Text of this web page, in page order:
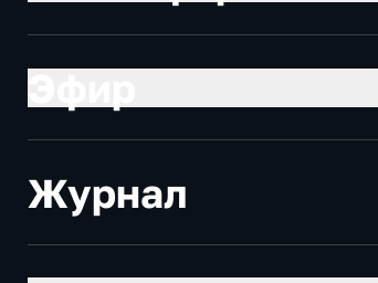
Журнал